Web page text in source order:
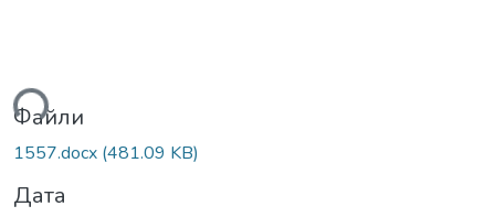
Файли
1557.docx (481.09 KB)
Дата